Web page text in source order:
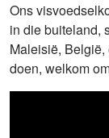
Ons
in die buiteland,
Maleisië,
doen, welkom